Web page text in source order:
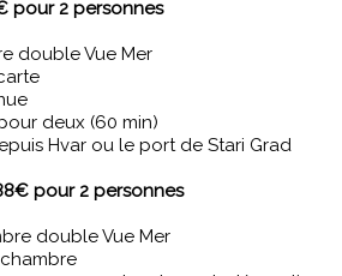
pour 2 personnes
double Vue Mer
deux (60 min)
Hvar ou le port de Stari Grad
pour 2 personnes
double Vue Mer